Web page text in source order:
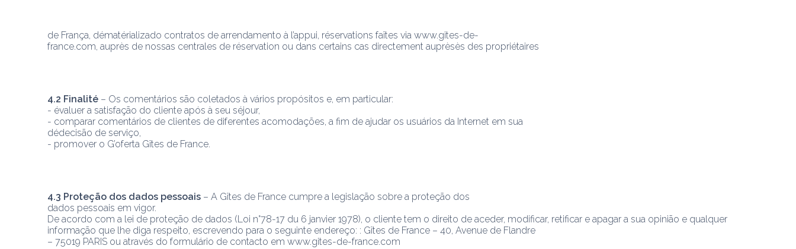
de França, dématérializado contratos de arrendamento à l’appui, réservations faîtes via www.gites-de-
france.com, auprès de nossas centrales de réservation ou dans certains cas directement auprèsès des propriétaires
4.2 Finalité – Os comentários são coletados à vários propósitos e, em particular:
- évaluer a satisfação do cliente após à seu séjour,
- comparar comentários de clientes de diferentes acomodações, a fim de ajudar os usuários da Internet em sua
dédecisão de serviço,
- promover o G’oferta Gîtes de France.
4.3 Proteção dos dados pessoais – A Gîtes de France cumpre a legislação sobre a proteção dos
dados pessoais em vigor.
De acordo com a lei de proteção de dados (Loi n°78-17 du 6 janvier 1978), o cliente tem o direito de aceder, modificar, retificar e apagar a sua opinião e qualquer
informação que lhe diga respeito, escrevendo para o seguinte endereço: : Gîtes de France – 40, Avenue de Flandre
– 75019 PARIS ou através do formulário de contacto em www.gites-de-france.com